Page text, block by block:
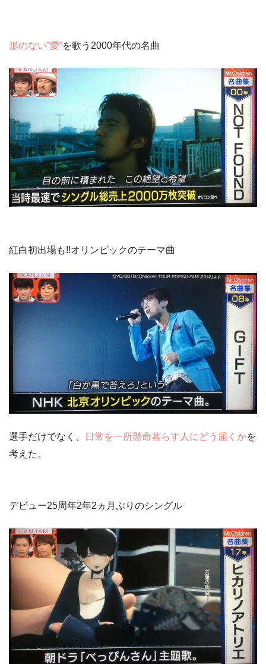
形のない”愛”を歌う2000年代の名曲
紅白初出場も!!オリンピックのテーマ曲
選手だけでなく、 日常を一所懸命暮らす人にどう届くかを
考えた。
デビュー25周年2年2ヵ月ぶりのシングル